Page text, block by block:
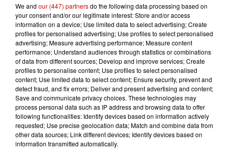
11h28
Le Choc des terroirs : le Curé
Nantais ou le Chabichou du
Poitou ?...
11h11
Face aux aboiements de chiens
bruyants, cette commune de
l’Ouest...
We and our (447) partnersdo the following data processing based on
your consent and/or our legitimate interest: Store and/or access
information on a device; Use limited data to select advertising; Create
profiles for personalised advertising; Use profiles to select personalised
advertising; Measure advertising performance; Measure content
performance; Understand audiences through statistics or combinations
of data from different sources; Develop and improve services; Create
profiles to personalise content; Use profiles to select personalised
content; Use limited data to select content; Ensure security, prevent and
detect fraud, and fix errors; Deliver and present advertising and content;
Save and communicate privacy choices. These technologies may
process personal data such as IP address and browsing data to offer
following functionalities: Identify devices based on information actively
requested; Use precise geolocation data; Match and combine data from
other data sources; Link different devices; Identify devices based on
information transmitted automatically.